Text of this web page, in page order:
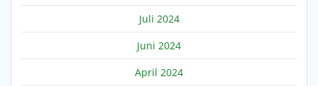
Juli 2024
Juni 2024
April 2024